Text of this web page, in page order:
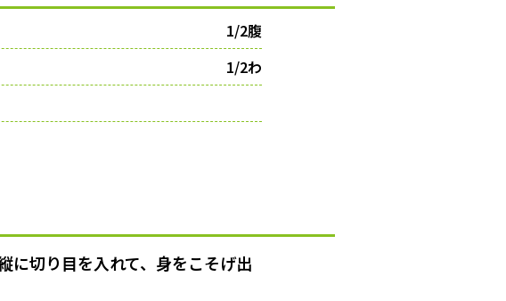
1/2腹
1/2わ
に切り目を入れて、身をこそげ出